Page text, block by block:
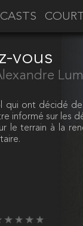
vous
qui ont décidé
informé sur les
le terrain à la